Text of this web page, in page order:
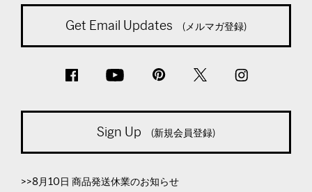
Get Email Updates (メルマガ登録)
Sign Up (新規会員登録)
>>8月10日 商品発送休業のお知らせ